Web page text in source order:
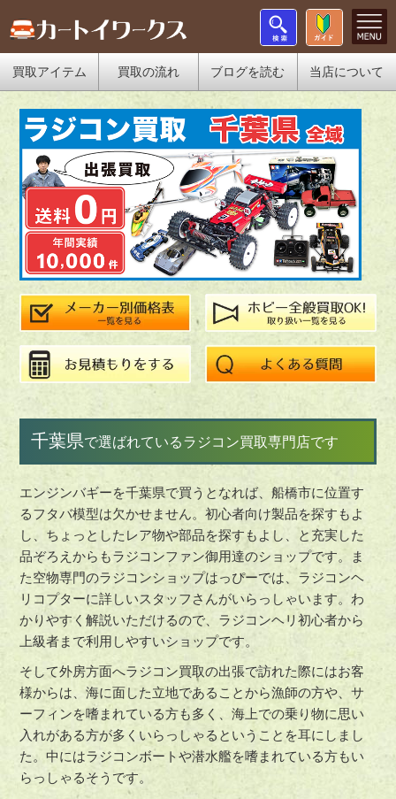
買取アイテム 買取の流れ ブログを読む 当店について
千葉県で選ばれているラジコン買取専門店です
エンジンバギーを千葉県で買うとなれば、船橋市に位置す
るフタバ模型は欠かせません。初心者向け製品を探すもよ
し、ちょっとしたレア物や部品を探すもよし、と充実した
品ぞろえからもラジコンファン御用達のショップです。ま
た空物専門のラジコンショップはっぴーでは、ラジコンヘ
リコプターに詳しいスタッフさんがいらっしゃいます。わ
かりやすく解説いただけるので、ラジコンヘリ初心者から
上級者まで利用しやすいショップです。
そして外房方面へラジコン買取の出張で訪れた際にはお客
様からは、海に面した立地であることから漁師の方や、サ
ーフィンを嗜まれている方も多く、海上での乗り物に思い
入れがある方が多くいらっしゃるということを耳にしまし
た。中にはラジコンボートや潜水艦を嗜まれている方もい
らっしゃるそうです。